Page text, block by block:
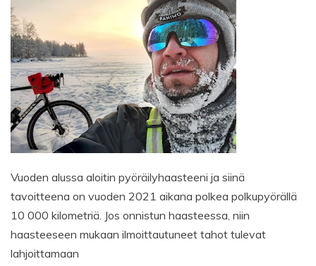
Vuoden alussa aloitin pyöräilyhaasteeni ja siinä
tavoitteena on vuoden 2021 aikana polkea polkupyörällä
10 000 kilometriä. Jos onnistun haasteessa, niin
haasteeseen mukaan ilmoittautuneet tahot tulevat
lahjoittamaan